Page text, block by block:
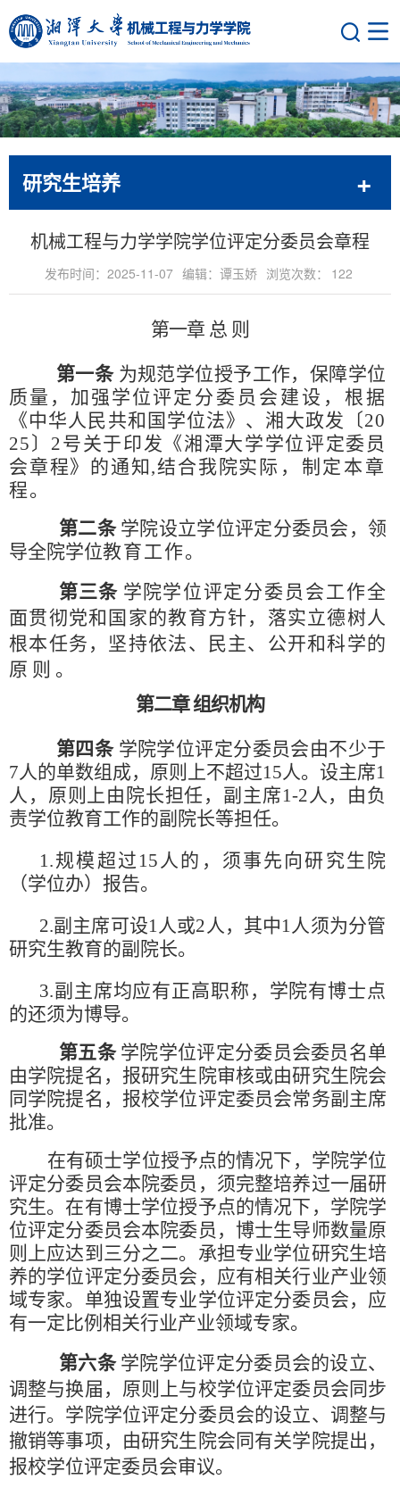
研究生培养
机械工程与力学学院学位评定分委员会章程
发布时间：2025-11-07 编辑：谭玉娇 浏览次数： 122
第一章 总 则
第一条 为规范学位授予工作，保障学位
质量，加强学位评定分委员会建设，根据
《中华人民共和国学位法》、湘大政发〔20
25〕2号关于印发《湘潭大学学位评定委员
会章程》的通知,结合我院实 际，制定本章
程。
第二条 学院设立学位评定分委员会，领
导全院学位教育工作。
第三条 学院学位评定分委员会工作全
面贯彻党和 国家的教育方针，落实立德树人
根本任务，坚持依法、民主、公开和科学的
原 则 。
第二章组织机构
第四条 学院学位评定分委员会由不少于
7人的单数组成，原则上不超过15人。设主席1
人，原则上由院长担任，副主席1-2人，由负
责学位教育工作的副院长等担任。
1.规模超过15人的，须事先向研究生院
（学位办）报告。
2.副主席可设1人或2人，其中1人须为分管
研究生教育的副院长。
3.副主席均应有正高职称，学院有博士点
的还须为博导。
第五条 学院学位评定分委员会委员名单
由学院提名，报研究生院审核或由研究生院会
同学院提名，报校学位评定委员会常务副主席
批准。
在有硕士学位授予点的情况下，学院学位
评定分委员会本院委员，须完整培养过一届研
究生。在有博士学位授予点的情况下，学院学
位评定分委员会本院委员，博士生导师数量原
则上应达到三分之二。承担专业学位研究生培
养的学位评定分委员会，应有相关行业产业领
域专家。单独设置专业学位评定分委员会，应
有一定比例相关行业产业领域专家。
第六条 学院学位评定分委员会的设立、
调整与换届，原则上与校学位评定委员会同步
进行。学院学位评定分委员会的设立、调整与
撤销等事项，由研究生院会同有关学院提出，
报校学位评定委员会审议。